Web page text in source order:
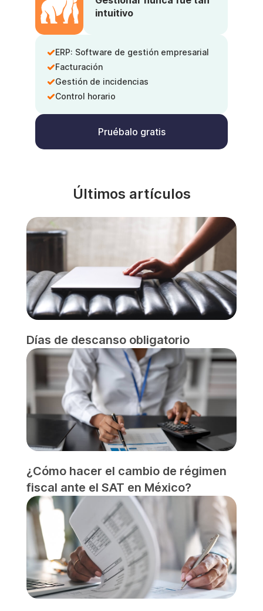
intuitivo
ERP: Software de gestión empresarial
Facturación
Gestión de incidencias
Control horario
Pruébalo gratis
Últimos artículos
Días de descanso obligatorio
¿Cómo hacer el cambio de régimen
fiscal ante el SAT en México?